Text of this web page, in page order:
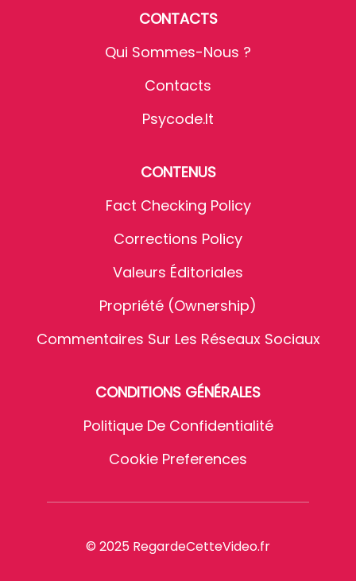
CONTACTS
Qui Sommes-Nous ?
Contacts
Psycode.it
CONTENUS
Fact Checking Policy
Corrections Policy
Valeurs Éditoriales
Propriété (Ownership)
Commentaires Sur Les Réseaux Sociaux
CONDITIONS GÉNÉRALES
Politique De Confidentialité
Cookie Preferences
© 2025 RegardeCetteVideo.fr